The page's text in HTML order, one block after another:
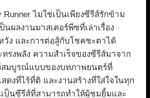
Runner ไม่ใช่เป็นเพียงซีรีส์รักข้าม
นผลงานมาสเตอร์พีซที่เล่าเรื่อง
วัง และการต่อสู้กับโชคชะตาได้
ทรงพลัง ความสำเร็จของซีรีส์มาจาก
สมบูรณ์แบบของบทภาพยนตร์ที่
ดงที่ไร้ที่ติ และงานสร้างที่ใส่ใจในทุก
ป็นซีรีส์ที่สามารถทำให้ผู้ชมยิ้มและ